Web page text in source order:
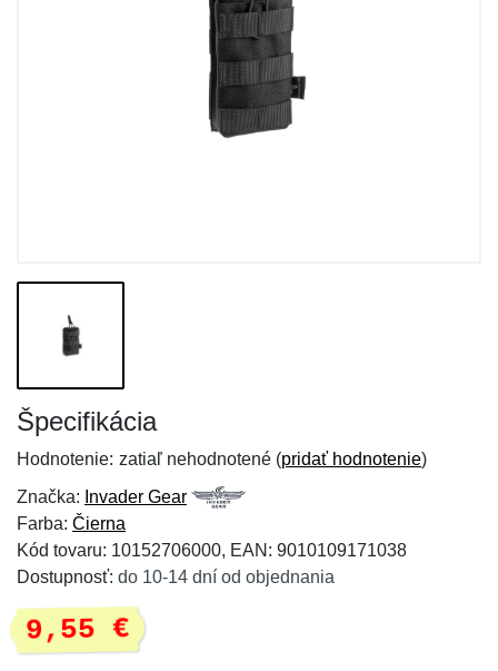
Špecifikácia
Hodnotenie: zatiaľ nehodnotené (pridať hodnotenie)
Značka: Invader Gear
Farba: Čierna
Kód tovaru: 10152706000, EAN: 9010109171038
Dostupnosť: do 10-14 dní od objednania
9,55 €